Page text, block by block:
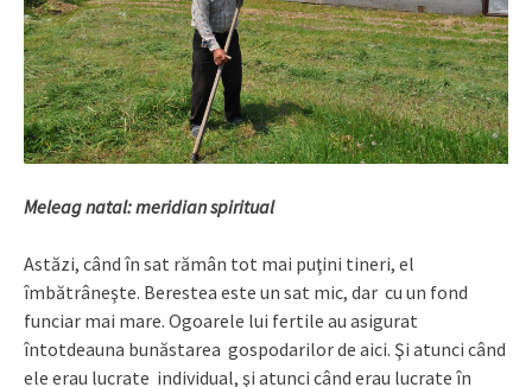
Meleag natal: meridian spiritual
Astăzi, când în sat rămân tot mai puţini tineri, el
îmbătrâneşte. Berestea este un sat mic, dar cu un fond
funciar mai mare. Ogoarele lui fertile au asigurat
întotdeauna bunăstarea gospodarilor de aici. Şi atunci când
ele erau lucrate individual, şi atunci când erau lucrate în